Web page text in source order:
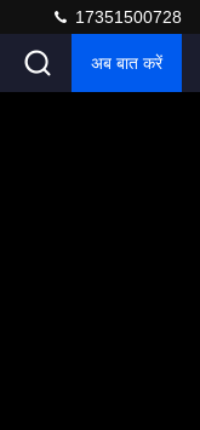
17351500728
अब बात करें